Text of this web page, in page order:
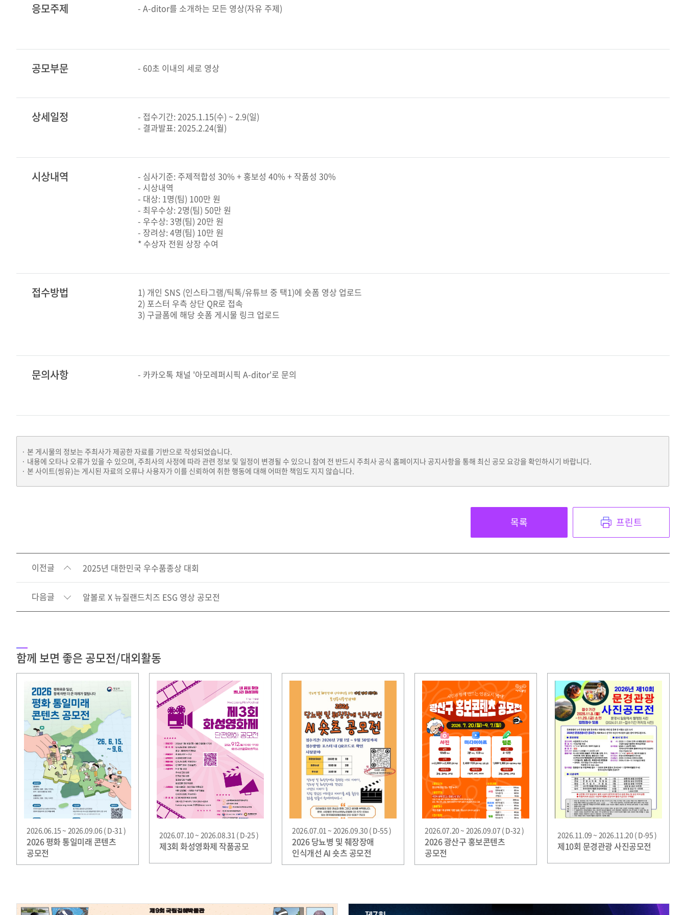
응모주제 - A-ditor를 소개하는 모든 영상(자유 주제)
공모부문 - 60초 이내의 세로 영상
상세일정
- 접수기간: 2025.1.15(수) ~ 2.9(일)
- 결과발표: 2025.2.24(월)
시상내역
- 심사기준: 주제적합성 30% + 홍보성 40% + 작품성 30%
- 시상내역
- 대상: 1명(팀) 100만 원
- 최우수상: 2명(팀) 50만 원
- 우수상: 3명(팀) 20만 원
- 장려상: 4명(팀) 10만 원
* 수상자 전원 상장 수여
접수방법
1) 개인 SNS (인스타그램/틱톡/유튜브 중 택1)에 숏폼 영상 업로드
2) 포스터 우측 상단 QR로 접속
3) 구글폼에 해당 숏폼 게시물 링크 업로드
문의사항 - 카카오톡 채널 '아모레퍼시픽 A-ditor'로 문의
본 게시물의 정보는 주최사가 제공한 자료를 기반으로 작성되었습니다.
내용에 오타나 오류가 있을 수 있으며, 주최사의 사정에 따라 관련 정보 및 일정이 변경될 수 있으니 참여 전 반드시 주최사 공식 홈페이지나 공지사항을 통해 최신 공모 요강을 확인하시기 바랍니다.
본 사이트(씽유)는 게시된 자료의 오류나 사용자가 이를 신뢰하여 취한 행동에 대해 어떠한 책임도 지지 않습니다.
목록 프린트
이전글 2025년 대한민국 우수품종상 대회
다음글 알볼로 X 뉴질랜드치즈 ESG 영상 공모전
함께 보면 좋은 공모전/대외활동
2026.06.15 ~ 2026.09.06 ( D-31 )
2026 평화 통일미래 콘텐츠
공모전
2026.07.10 ~ 2026.08.31 ( D-25 )
제3회 화성영화제 작품공모
2026.07.01 ~ 2026.09.30 ( D-55 )
2026 당뇨병 및 췌장장애
인식개선 AI 숏츠 공모전
2026.07.20 ~ 2026.09.07 ( D-32 )
2026 광산구 홍보콘텐츠
공모전
2026.11.09 ~ 2026.11.20 ( D-95 )
제10회 문경관광 사진공모전